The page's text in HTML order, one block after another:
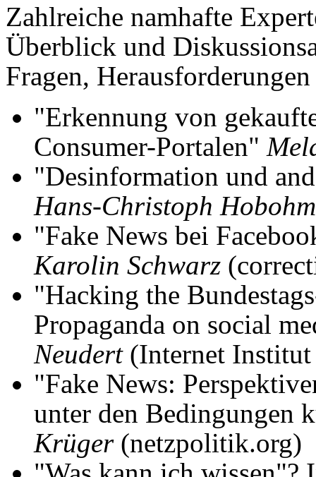
Zahlreiche namhafte
Überblick und
Fragen,
"Erkennung von
Consumer-Portalen"
"Desinformation und
Hans-Christoph Hobohm
"Fake News bei
Karolin Schwarz
"Hacking the
Propaganda on social
Neudert(Internet
"Fake News:
unter den Bedingungen
Krüger(netzpolitik.org)